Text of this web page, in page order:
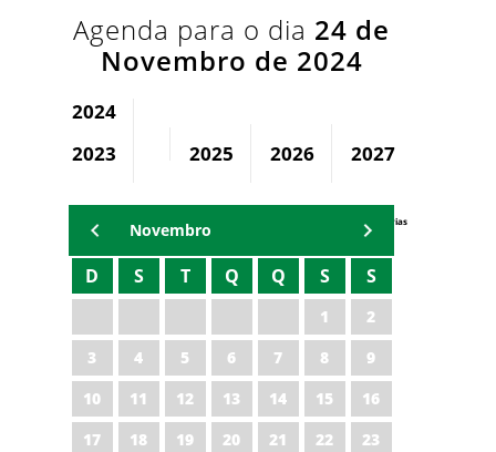
Agenda para o dia 24 de
Novembro de 2024
2024
2023
2025 2026 2027
Agenda Secretárias
Novembro
D S T Q Q S S
1
2
3
4 5 6 7 8
9
10
11 12 13 14 15
16
17
18 19 20 21 22
23